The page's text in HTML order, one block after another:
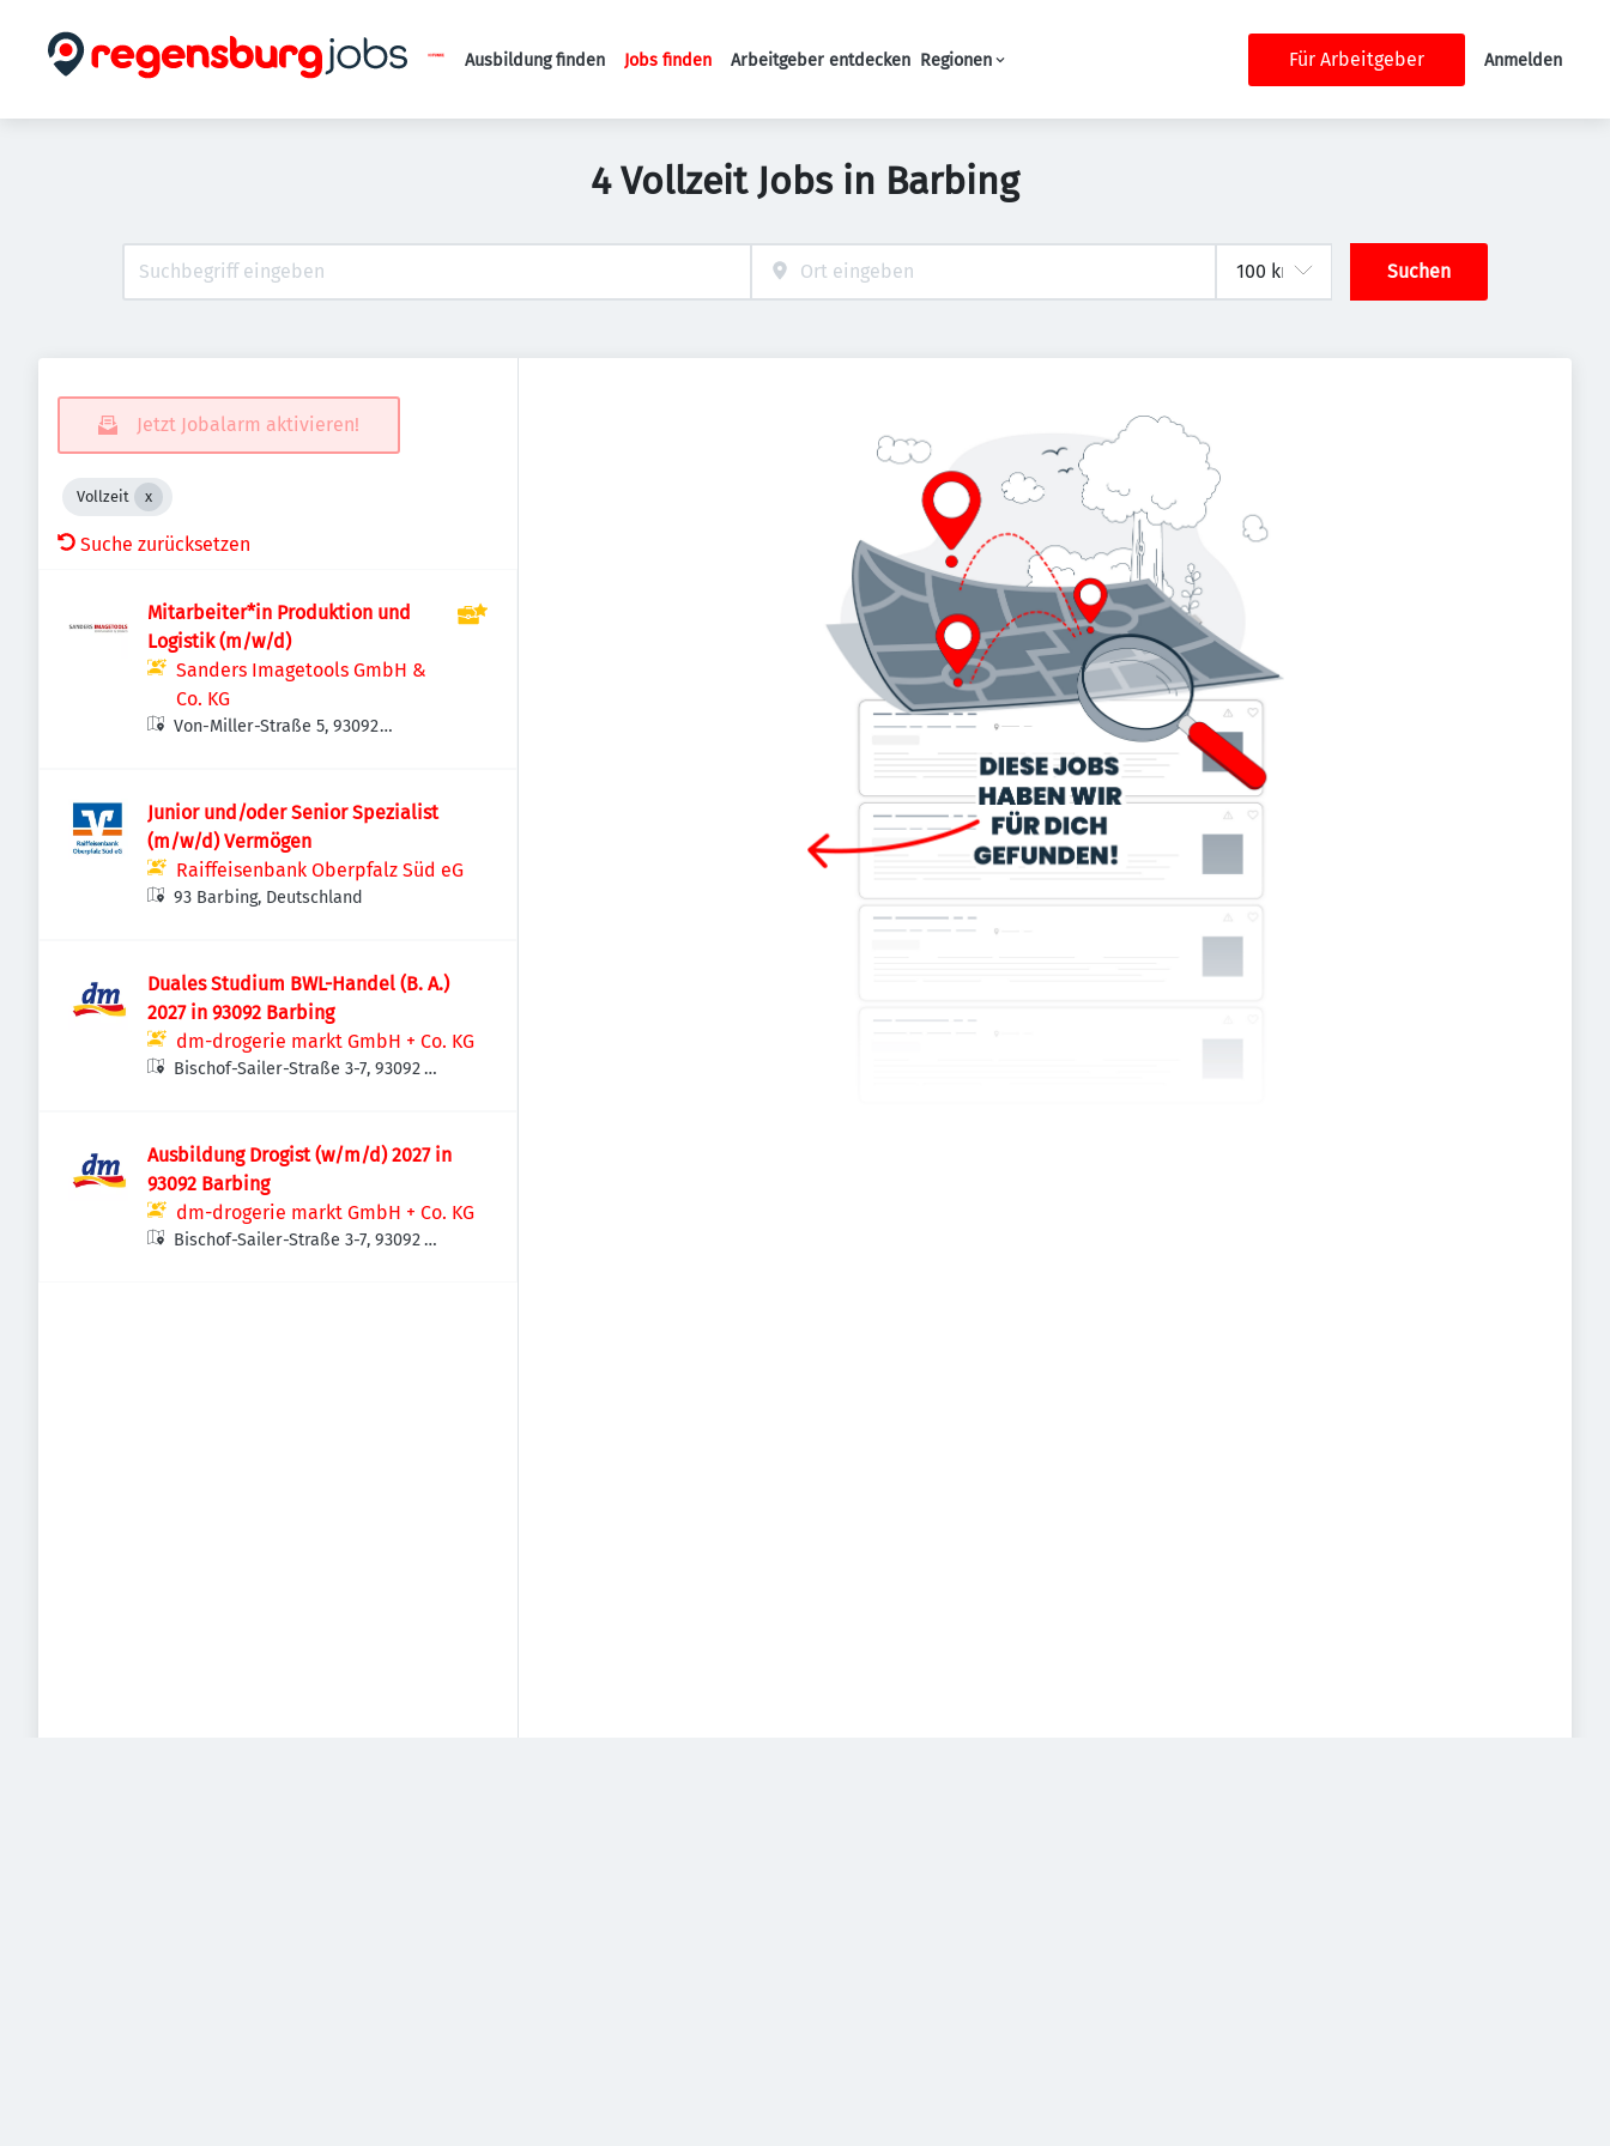
Haupt-Navigation
Ausbildung finden Jobs finden Arbeitgeber entdecken Regionen Für Arbeitgeber Anmelden
4 Vollzeit Jobs in Barbing
Suchen
Jetzt Jobalarm aktivieren!
Vollzeit
Suche zurücksetzen
Mitarbeiter*in Produktion und
Logistik (m/w/d)
Sanders Imagetools GmbH &
Co. KG
Von-Miller-Straße 5, 93092
Junior und/oder Senior Spezialist
(m/w/d) Vermögen
Raiffeisenbank Oberpfalz Süd eG
93 Barbing, Deutschland
Duales Studium BWL-Handel (B. A.)
2027 in 93092 Barbing
dm-drogerie markt GmbH + Co. KG
Bischof-Sailer-Straße 3-7, 93092
Ausbildung Drogist (w/m/d) 2027 in
93092 Barbing
dm-drogerie markt GmbH + Co. KG
Bischof-Sailer-Straße 3-7, 93092